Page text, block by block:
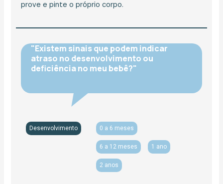
prove e pinte o próprio corpo.
"Existem sinais que podem indicar
atraso no desenvolvimento ou
deficiência no meu bebê?"
Desenvolvimento 0 a 6 meses
6 a 12 meses 1 ano
2 anos